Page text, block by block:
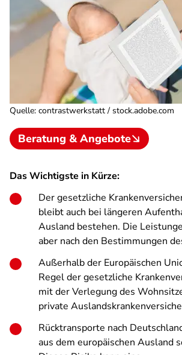
Quelle: contrastwerkstatt / stock.adobe.com
Beratung & Angebote
Das Wichtigste in Kürze:
Der gesetzliche
bleibt auch bei längeren
Ausland bestehen. Die
aber nach den Bestimmungen
Außerhalb der Europäischen
Regel der gesetzliche
mit der Verlegung des
private
Rücktransporte nach
aus dem europäischen Ausland